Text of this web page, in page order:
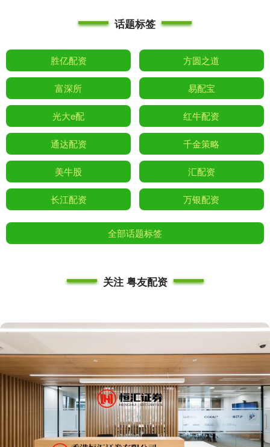
话题标签
胜亿配资 方圆之道
富深所 易配宝
光大e配 红牛配资
通达配资 千金策略
美牛股 汇配资
长江配资 万银配资
全部话题标签
关注 粤友配资